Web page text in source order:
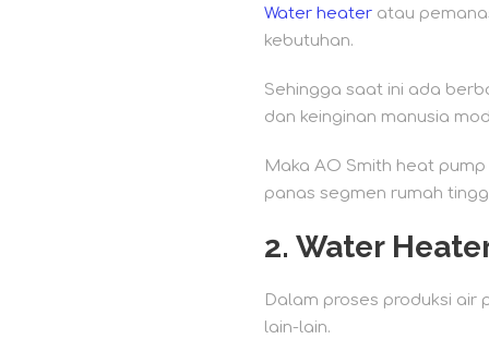
Water heater atau
kebutuhan.
Sehingga saat ini ada
dan keinginan manusia
Maka AO Smith heat
panas segmen rumah
2. Water
Dalam proses produksi air
lain-lain.